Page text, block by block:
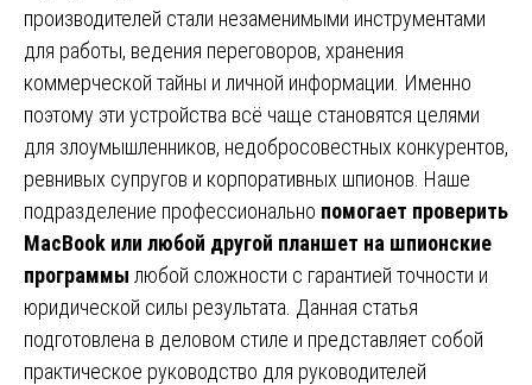
производителей стали незаменимыми инструментами
для работы, ведения переговоров, хранения
коммерческой тайны и личной информации. Именно
поэтому эти устройства всё чаще становятся целями
для злоумышленников, недобросовестных конкурентов,
ревнивых супругов и корпоративных шпионов. Наше
подразделение профессионально помогает проверить
MacBook или любой другой планшет на шпионские
программы любой сложности с гарантией точности и
юридической силы результата. Данная статья
подготовлена в деловом стиле и представляет собой
практическое руководство для руководителей